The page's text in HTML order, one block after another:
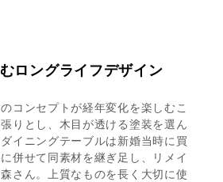
ロングライフデザイン
コンセプトが経年変化を楽しむこ
りとし、木目が透ける塗装を選ん
イニングテーブルは新婚当時に買
併せて同素材を継ぎ足し、リメイ
さん。上質なものを長く大切に使